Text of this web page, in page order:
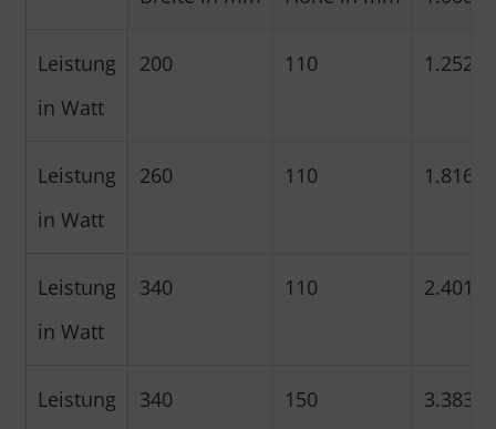
Leistung
in Watt
200 110 1.252
Leistung
in Watt
260 110 1.816
Leistung
in Watt
340 110 2.401
Leistung
340 150 3.383